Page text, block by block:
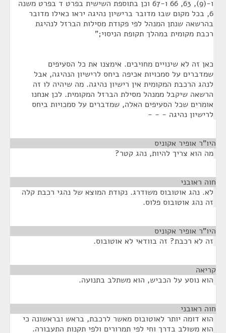
ו-(9), 63, 66 ו-67 וכן בתוספת השישית בפרט ד בפרט משנה
6, בכל מקום שבו מדובר ברישיון נהיגה יראו כאילו מדובר
בהרשאה שנתן המנהל לפי פקודת מסילות הברזל לנהיגת
רכבת מקומית במהלך תקופת הניסוי;"
כאן זה לא שינויים מחויבים. אימצנו את כל הסעיפים
שמדברים על סמכויות אכיפה ביחס לרישיון הנהיגה, אבל
לנהג הרכבת המקומית אין רישיון נהיגה. מה שיהיה לו זה
הרשאה שיקבל ממנהל מסילת הברזל המקומית. לכן אנחנו
אומרים שכל הסעיפים האלה, שמדברים על סמכויות ביחס
לרישיון נהיגה - - -
היו"ר אופיר אקוניס
מה הוא צריך להיות, נהג קטר?
חוה ראובני
לא. נהג אוטובוס משודרג. נקודת המוצא של נהגי רכבת קלה
זה נהג אוטובוס פלוס.
היו"ר אופיר אקוניס
זה לא רכבת? זה בוודאי לא אוטובוס.
קריאה
הוא נוסע על הכביש, הוא משתלב בתנועה.
חוה ראובני
הוא דומה יותר לאוטובוס מאשר לרכבת, בראש ובראשונה כי
הוא משולב בדרך וחי לפי תמרורים ולפי תקנות התעבורה.